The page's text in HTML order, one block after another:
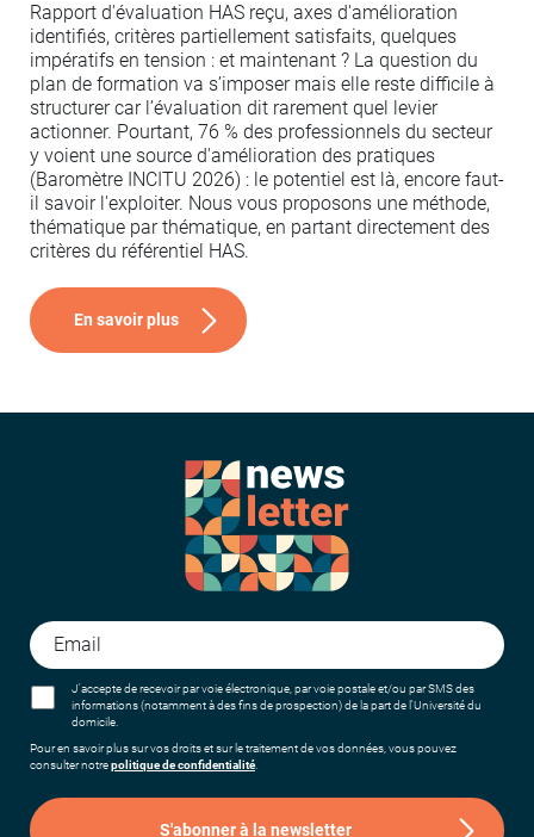
Rapport d'évaluation HAS reçu, axes d'amélioration
identifiés, critères partiellement satisfaits, quelques
impératifs en tension : et maintenant ? La question du
plan de formation va s’imposer mais elle reste difficile à
structurer car l’évaluation dit rarement quel levier
actionner. Pourtant, 76 % des professionnels du secteur
y voient une source d'amélioration des pratiques
(Baromètre INCITU 2026) : le potentiel est là, encore faut-
il savoir l'exploiter. Nous vous proposons une méthode,
thématique par thématique, en partant directement des
critères du référentiel HAS.
En savoir plus
J'accepte de recevoir par voie électronique, par voie postale et/ou par SMS des
informations (notamment à des fins de prospection) de la part de l'Université du
domicile.
Pour en savoir plus sur vos droits et sur le traitement de vos données, vous pouvez
consulter notrepolitique de confidentialité.
S'abonner à la newsletter